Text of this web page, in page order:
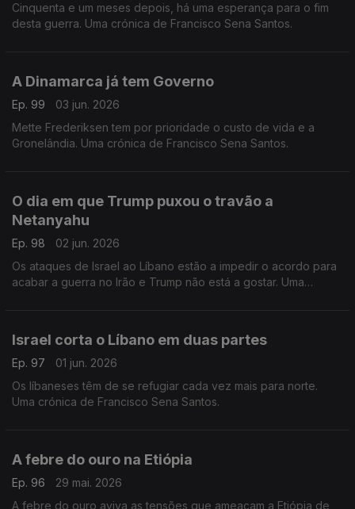
Cinquenta e um meses depois, há uma esperança para o fim
desta guerra. Uma crónica de Francisco Sena Santos.
A Dinamarca já tem Governo
Ep. 99
03 jun. 2026
Mette Frederiksen tem por prioridade o custo de vida e a
Gronelândia. Uma crónica de Francisco Sena Santos.
O dia em que Trump puxou o travão a
Netanyahu
Ep. 98
02 jun. 2026
Os ataques de Israel ao Líbano estão a impedir o acordo para
acabar a guerra no Irão e Trump não está a gostar. Uma
Israel corta o Líbano em duas partes
Ep. 97
01 jun. 2026
Os líbaneses têm de se refugiar cada vez mais para norte.
Uma crónica de Francisco Sena Santos.
A febre do ouro na Etiópia
Ep. 96
29 mai. 2026
A febre do ouro aviva as tensões que ameaçam a Etiópia de